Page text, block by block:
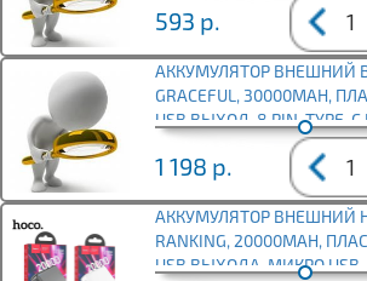
593 р.
АККУМУЛЯТОР ВНЕШНИЙ
GRACEFUL, 30000MAH,
USB ВЫХОД, 8 PIN, TYPE-C
1 198 р.
АККУМУЛЯТОР ВНЕШНИЙ
RANKING, 20000MAH,
USB ВЫХОДА, МИКРО USB,